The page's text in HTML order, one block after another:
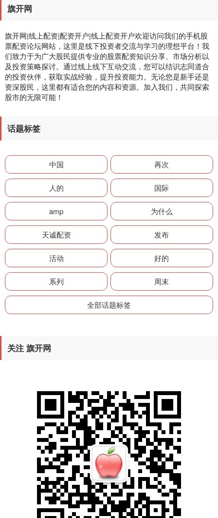
旗开网
旗开网|线上配资|配资开户|线上配资开户欢迎访问我们的手机股
票配资论坛网站，这里是线下投资者交流与学习的理想平台！我
们致力于为广大股民提供专业的股票配资知识分享、市场分析以
及投资策略探讨。通过线上线下互动交流，您可以结识志同道合
的投资伙伴，获取实战经验，提升投资能力。无论您是新手还是
资深股民，这里都有适合您的内容和资源。加入我们，共同探索
股市的无限可能！
话题标签
中国 再次
人的 国际
amp 为什么
天诚配资 发布
活动 好的
系列 周末
全部话题标签
关注 旗开网